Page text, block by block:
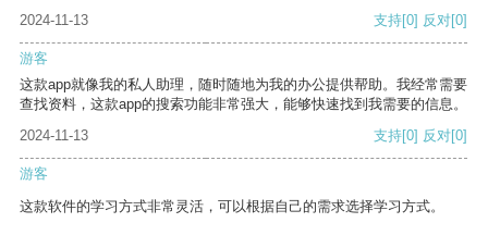
2024-11-13 支持[0] 反对[0]
游客
这款app就像我的私人助理，随时随地为我的办公提供帮助。我经常需要
查找资料，这款app的搜索功能非常强大，能够快速找到我需要的信息。
2024-11-13
支持[0] 反对[0]
游客
这款软件的学习方式非常灵活，可以根据自己的需求选择学习方式。